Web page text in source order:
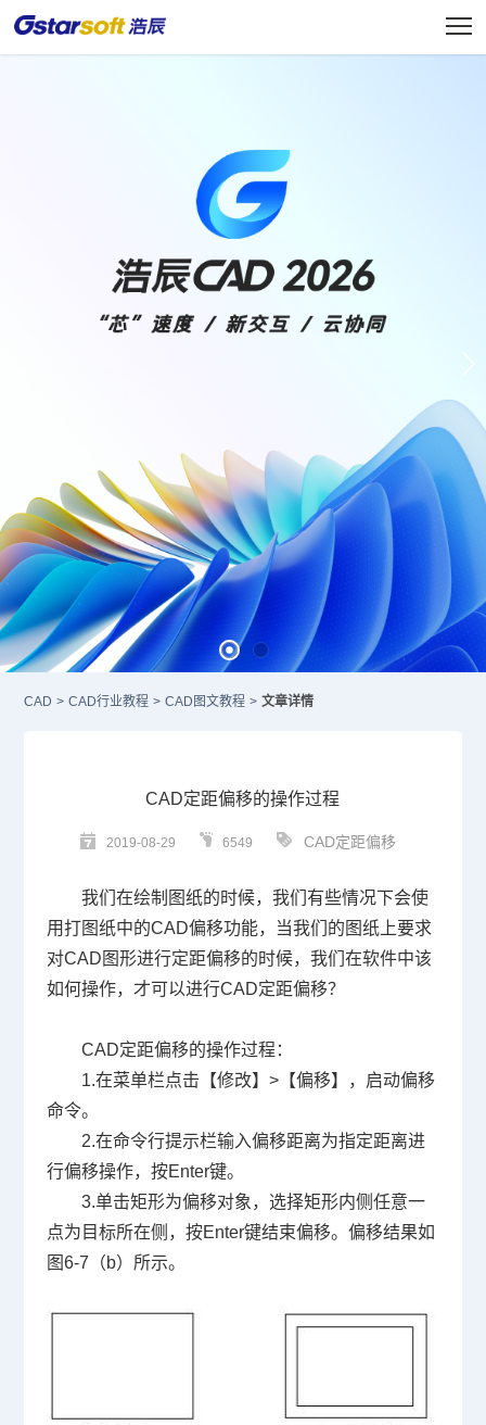
CAD > CAD行业教程 > CAD图文教程 > 文章详情
CAD定距偏移的操作过程
2019-08-29 6549 CAD定距偏移
我们在绘制图纸的时候，我们有些情况下会使
用打图纸中的CAD偏移功能，当我们的图纸上要求
对CAD 图形进行定距偏移的时候，我们在软件中该
如何操作，才可以进行CAD定距偏移？
CAD定距偏移的操作过程：
1.在菜单栏点击【修改】 >【偏移】，启动偏移
命令。
2.在命令行提示栏输入偏移距离为指定距离进
行偏移操作，按Enter键。
3.单击矩形为偏移对象，选择矩形内侧任意一
点为目标所在侧，按Enter键结束偏移。偏移结果如
图6-7 （ b）所示。